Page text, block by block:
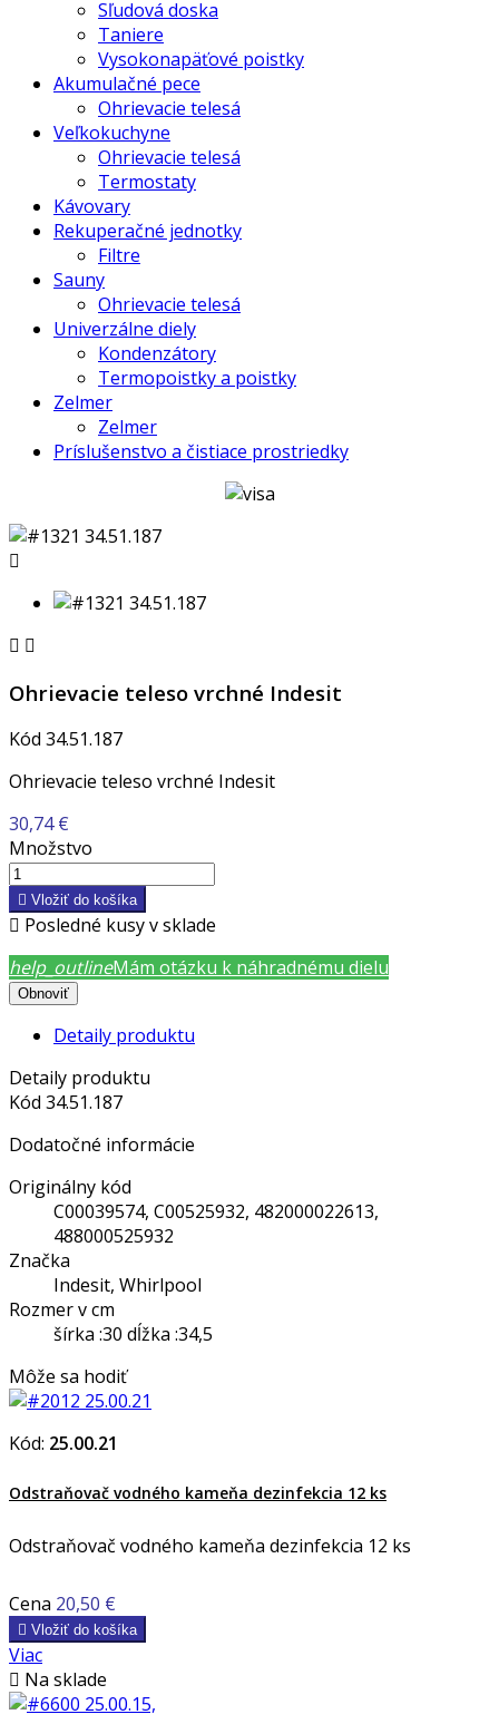
Sľudová doska
Taniere
Vysokonapäťové poistky
Akumulačné pece
Ohrievacie telesá
Veľkokuchyne
Ohrievacie telesá
Termostaty
Kávovary
Rekuperačné jednotky
Filtre
Sauny
Ohrievacie telesá
Univerzálne diely
Kondenzátory
Termopoistky a poistky
Zelmer
Zelmer
Príslušenstvo a čistiace prostriedky

 
Ohrievacie teleso vrchné Indesit
Kód 34.51.187
Ohrievacie teleso vrchné Indesit
30,74 €
Množstvo
 Vložiť do košíka
 Posledné kusy v sklade
help_outlineMám otázku k náhradnému dielu
Detaily produktu
Detaily produktu
Kód 34.51.187
Dodatočné informácie
Originálny kód
C00039574, C00525932, 482000022613,
488000525932
Značka
Indesit, Whirlpool
Rozmer v cm
šírka :30 dĺžka :34,5
Môže sa hodiť
Kód: 25.00.21
Odstraňovač vodného kameňa dezinfekcia 12 ks
Odstraňovač vodného kameňa dezinfekcia 12 ks
Cena 20,50 €
 Vložiť do košíka
Viac
 Na sklade